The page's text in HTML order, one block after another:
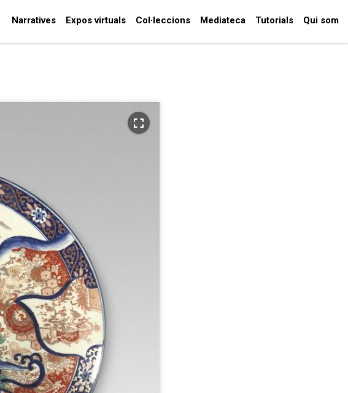
Narratives Expos virtuals Col·leccions Mediateca Tutorials Qui som